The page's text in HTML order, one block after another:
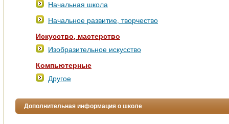
Начальная школа
Начальное развитие, творчество
Искусство, мастерство
Изобразительное искусство
Компьютерные
Другое
Дополнительная информация о школе